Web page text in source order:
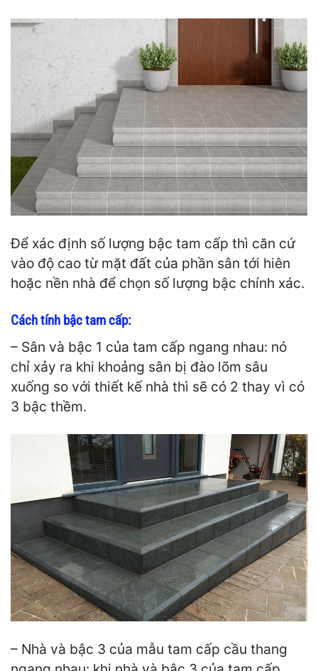
Để xác định số lượng bậc tam cấp thì căn cứ
vào độ cao từ mặt đất của phần sân tới hiên
hoặc nền nhà để chọn số lượng bậc chính xác.
Cách tính bậc tam cấp:
– Sân và bậc 1 của tam cấp ngang nhau: nó
chỉ xảy ra khi khoảng sân bị đào lõm sâu
xuống so với thiết kế nhà thì sẽ có 2 thay vì có
3 bậc thềm.
– Nhà và bậc 3 của mẫu tam cấp cầu thang